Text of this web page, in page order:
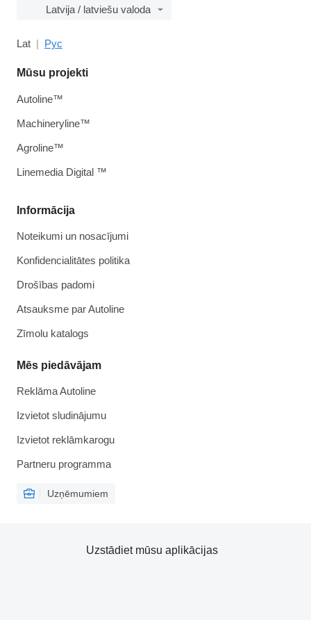
Latvija / latviešu valoda
Lat Рус
Informācija
Noteikumi un nosacījumi
Konfidencialitātes politika
Drošības padomi
Atsauksme par Autoline
Zīmolu katalogs
Mēs piedāvājam
Reklāma Autoline
Izvietot sludinājumu
Izvietot reklāmkarogu
Partneru programma
Uzņēmumiem
Mūsu projekti
Autoline™
Machineryline™
Agroline™
Linemedia Digital ™
Uzstādiet mūsu aplikācijas